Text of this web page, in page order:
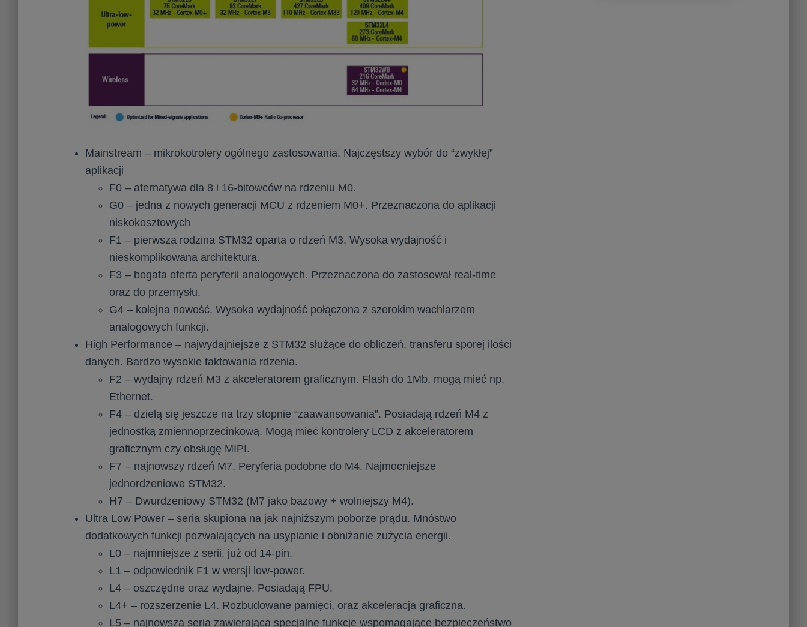
Mainstream – mikrokotrolery ogólnego zastosowania. Najczęstszy wybór do “zwykłej”
aplikacji
F0 – aternatywa dla 8 i 16-bitowców na rdzeniu M0.
G0 – jedna z nowych generacji MCU z rdzeniem M0+. Przeznaczona do aplikacji
niskokosztowych
F1 – pierwsza rodzina STM32 oparta o rdzeń M3. Wysoka wydajność i
nieskomplikowana architektura.
F3 – bogata oferta peryferii analogowych. Przeznaczona do zastosował real-time
oraz do przemysłu.
G4 – kolejna nowość. Wysoka wydajność połączona z szerokim wachlarzem
analogowych funkcji.
High Performance – najwydajniejsze z STM32 służące do obliczeń, transferu sporej ilości
danych. Bardzo wysokie taktowania rdzenia.
F2 – wydajny rdzeń M3 z akceleratorem graficznym. Flash do 1Mb, mogą mieć np.
Ethernet.
F4 – dzielą się jeszcze na trzy stopnie “zaawansowania”. Posiadają rdzeń M4 z
jednostką zmiennoprzecinkową. Mogą mieć kontrolery LCD z akceleratorem
graficznym czy obsługę MIPI.
F7 – najnowszy rdzeń M7. Peryferia podobne do M4. Najmocniejsze
jednordzeniowe STM32.
H7 – Dwurdzeniowy STM32 (M7 jako bazowy + wolniejszy M4).
Ultra Low Power – seria skupiona na jak najniższym poborze prądu. Mnóstwo
dodatkowych funkcji pozwalających na usypianie i obniżanie zużycia energii.
L0 – najmniejsze z serii, już od 14-pin.
L1 – odpowiednik F1 w wersji low-power.
L4 – oszczędne oraz wydajne. Posiadają FPU.
L4+ – rozszerzenie L4. Rozbudowane pamięci, oraz akceleracja graficzna.
L5 – najnowsza seria zawierająca specjalne funkcje wspomagające bezpieczeństwo